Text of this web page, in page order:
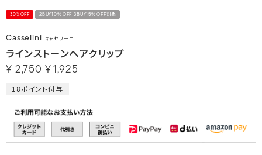
30%OFF 2BUY10％OFF 3BUY15％OFF対象
Casselini キャセリーニ
ラインストーンヘアクリップ
¥ 2,750 ¥ 1,925
18ポイント付与